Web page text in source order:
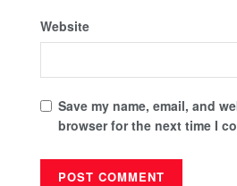
Website
Save my name, email, and
browser for the next time I